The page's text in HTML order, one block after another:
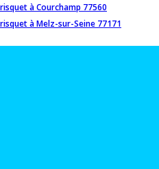
à Courchamp 77560
à Melz-sur-Seine 77171